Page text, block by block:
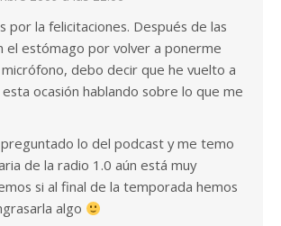
por la felicitaciones. Después de las
el estómago por volver a ponerme
debo decir que he vuelto a
ocasión hablando sobre lo que me
lo del podcast y me temo
de la radio 1.0 aún está muy
si al final de la temporada hemos
algo